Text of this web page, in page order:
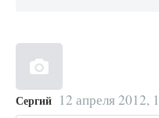
Сергий 12 апреля 2012,